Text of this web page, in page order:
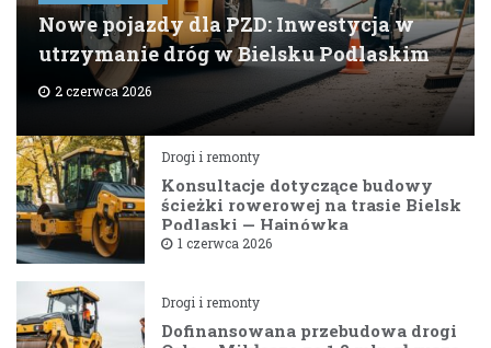
Nowe pojazdy dla PZD: Inwestycja w
utrzymanie dróg w Bielsku Podlaskim
2 czerwca 2026
Drogi i remonty
Konsultacje dotyczące budowy
ścieżki rowerowej na trasie Bielsk
Podlaski — Hajnówka
1 czerwca 2026
Drogi i remonty
Dofinansowana przebudowa drogi